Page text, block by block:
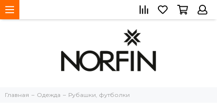
Главная Одежда Рубашки, футболки